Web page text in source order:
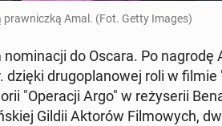
praw­nicz­ką Amal. (Fot. Getty Images)
do Oscara. Po
dru­go­pla­no­wej roli w filmie
"Ope­ra­cji Argo" w re­ży­se­rii
Gildii Aktorów Fil­mo­wych,